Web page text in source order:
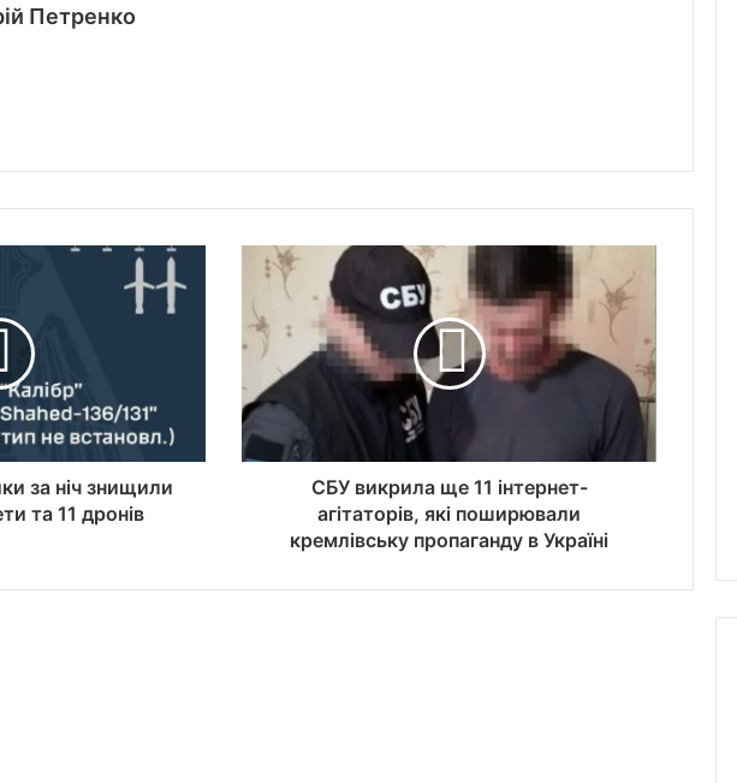
Петренко
за ніч знищили
та 11 дронів
СБУ викрила ще 11 інтернет-
агітаторів, які поширювали
кремлівську пропаганду в Україні